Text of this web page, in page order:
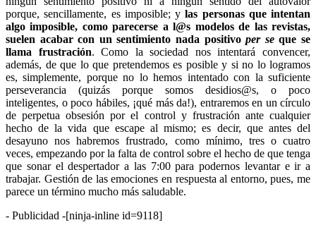
porque, sencillamente, es imposible; ylas personas que intentan
algo imposible, como parecerse a l@s modelos de las revistas,
suelen acabar con un sentimiento nada positivoper seque se
llama frustración. Como la sociedad nos intentará convencer,
además, de que lo que pretendemos es posible y si no lo logramos
es, simplemente, porque no lo hemos intentado con la suficiente
perseverancia (quizás porque somos desidios@s, o poco
inteligentes, o poco hábiles, ¡qué más da!), entraremos en un círculo
de perpetua obsesión por el control y frustración ante cualquier
hecho de la vida que escape al mismo; es decir, que antes del
desayuno nos habremos frustrado, como mínimo, tres o cuatro
veces, empezando por la falta de control sobre el hecho de que tenga
que sonar el despertador a las 7:00 para podernos levantar e ir a
trabajar. Gestión de las emociones en respuesta al entorno, pues, me
parece un término mucho más saludable.
- Publicidad -[ninja-inline id=9118]